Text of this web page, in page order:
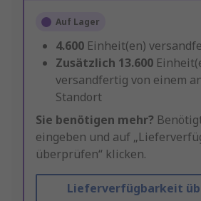
Auf Lager
4.600 Einheit(en)
Zusätzlich 13.600
versandfertig von einem
Standort
Sie benötigen mehr?
eingeben und auf
überprüfen“ klicken.
Lieferverfügbarkeit